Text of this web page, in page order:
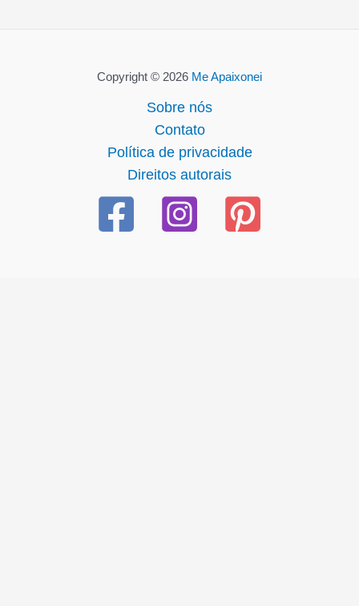
Copyright © 2026 Me Apaixonei
Sobre nós
Contato
Política de privacidade
Direitos autorais